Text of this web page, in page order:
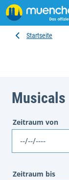
Startseite
Musicals
Zeitraum von
Zeitraum bis